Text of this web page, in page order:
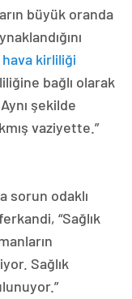
büyük oranda
hava kirliliği
bağlı olarak
şekilde
vaziyette.”
sorun odaklı
“Sağlık
Sağlık